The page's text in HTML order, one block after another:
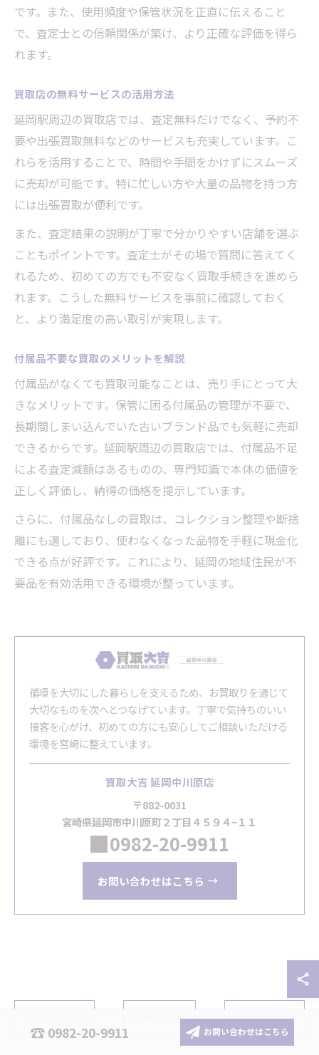
です。また、使用頻度や保管状況を正直に伝えること
で、査定士との信頼関係が築け、より正確な評価を得ら
れます。
買取店の無料サービスの活用方法
延岡駅周辺の買取店では、査定無料だけでなく、予約不
要や出張買取無料などのサービスも充実しています。こ
れらを活用することで、時間や手間をかけずにスムーズ
に売却が可能です。特に忙しい方や大量の品物を持つ方
には出張買取が便利です。
また、査定結果の説明が丁寧で分かりやすい店舗を選ぶ
こともポイントです。査定士がその場で質問に答えてく
れるため、初めての方でも不安なく買取手続きを進めら
れます。こうした無料サービスを事前に確認しておく
と、より満足度の高い取引が実現します。
付属品不要な買取のメリットを解説
付属品がなくても買取可能なことは、売り手にとって大
きなメリットです。保管に困る付属品の管理が不要で、
長期間しまい込んでいた古いブランド品でも気軽に売却
できるからです。延岡駅周辺の買取店では、付属品不足
による査定減額はあるものの、専門知識で本体の価値を
正しく評価し、納得の価格を提示しています。
さらに、付属品なしの買取は、コレクション整理や断捨
離にも適しており、使わなくなった品物を手軽に現金化
できる点が好評です。これにより、延岡の地域住民が不
要品を有効活用できる環境が整っています。
循環を大切にした暮らしを支えるため、お買取りを通じて
大切なものを次へとつなげています。丁寧で気持ちのいい
接客を心がけ、初めての方にも安心してご相談いただける
環境を宮崎に整えています。
買取大吉 延岡中川原店
〒882-0031
宮崎県延岡市中川原町２丁目４５９４−１１
0982-20-9911
お問い合わせはこちら
一覧に戻る 次のページ >
0982-20-9911 お問い合わせはこちら